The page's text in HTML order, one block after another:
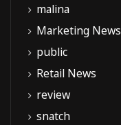
malina
Marketing News
public
Retail News
review
snatch